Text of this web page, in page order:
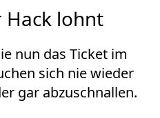
Hack lohnt
nun das Ticket im
sich nie wieder
gar abzuschnallen.